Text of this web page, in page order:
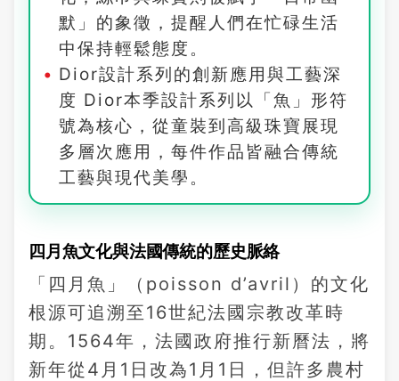
默」的象徵，提醒人們在忙碌生活
中保持輕鬆態度。
Dior設計系列的創新應用與工藝深
度 Dior本季設計系列以「魚」形符
號為核心，從童裝到高級珠寶展現
多層次應用，每件作品皆融合傳統
工藝與現代美學。
四月魚文化與法國傳統的歷史脈絡
「四月魚」（poisson d’avril）的文化
根源可追溯至16世紀法國宗教改革時
期。1564年，法國政府推行新曆法，將
新年從4月1日改為1月1日，但許多農村